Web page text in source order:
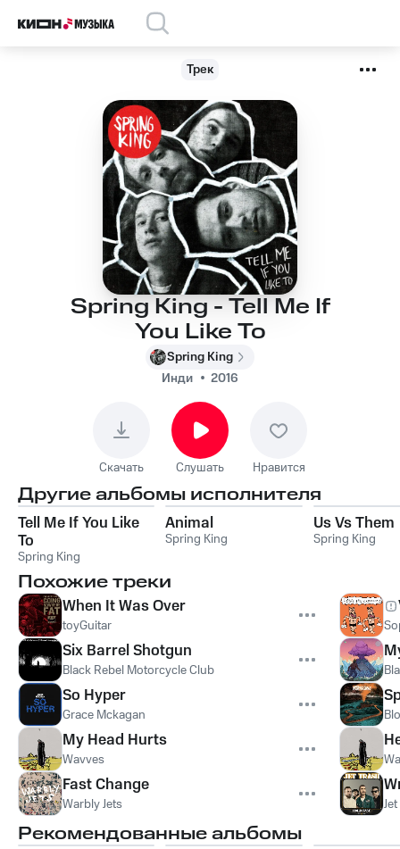
Трек
Spring King - Tell Me If
You Like To
Spring King
Инди
2016
Скачать Слушать Нравится
Другие альбомы исполнителя
Tell Me If You Like
To
Spring King
Animal
Spring King
Us Vs Them
Spring King
Похожие треки
When It Was Over
toyGuitar
Six Barrel Shotgun
Black Rebel Motorcycle Club
So Hyper
Grace Mckagan
My Head Hurts
Wavves
Fast Change
Warbly Jets
Рекомендованные альбомы